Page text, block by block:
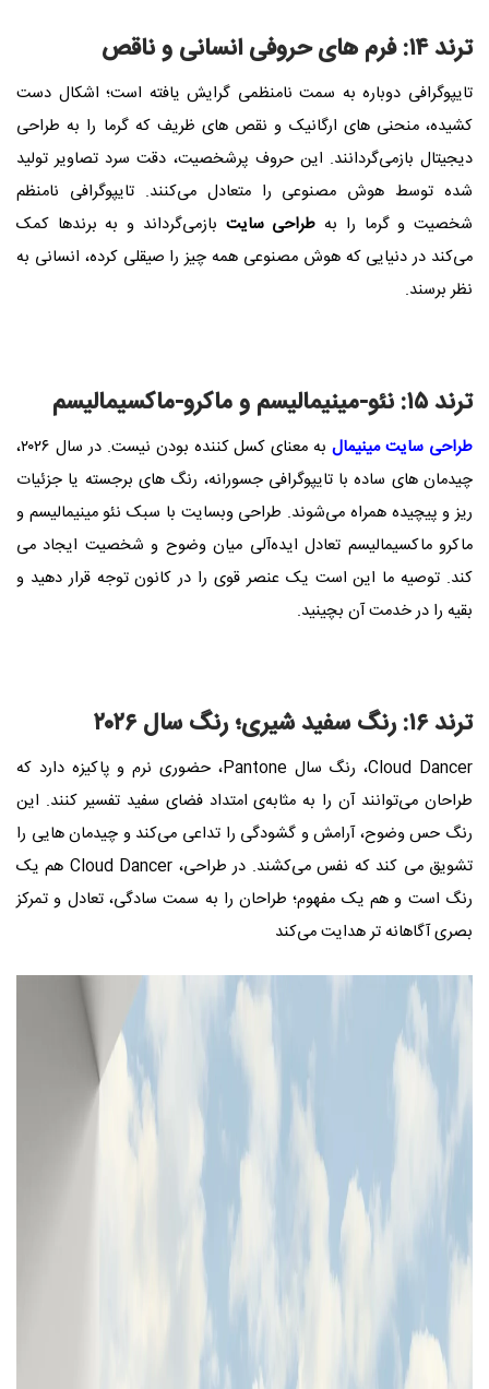
ترند ۱۴: فرم‌ های حروفی انسانی و ناقص
تایپوگرافی دوباره به سمت نامنظمی گرایش یافته است؛ اشکال دست‌
کشیده، منحنی‌ های ارگانیک و نقص‌ های ظریف که گرما را به طراحی
دیجیتال بازمی‌گردانند. این حروف پرشخصیت، دقت سرد تصاویر تولید
شده توسط هوش مصنوعی را متعادل می‌کنند. تایپوگرافی نامنظم
شخصیت و گرما را به طراحی سایت بازمی‌گرداند و به برندها کمک
می‌کند در دنیایی که هوش مصنوعی همه چیز را صیقلی کرده، انسانی به
نظر برسند.
ترند ۱۵: نئو-مینیمالیسم و ماکرو-ماکسیمالیسم
طراحی سایت مینیمال
به معنای کسل‌ کننده بودن نیست. در سال ۲۰۲۶،
چیدمان‌ های ساده با تایپوگرافی جسورانه، رنگ‌ های برجسته یا جزئیات
ریز و پیچیده همراه می‌شوند. طراحی وبسایت با سبک نئو مینیمالیسم و
ماکرو ماکسیمالیسم تعادل ایده‌آلی میان وضوح و شخصیت ایجاد می‌
کند. توصیه ما این است یک عنصر قوی را در کانون توجه قرار دهید و
بقیه را در خدمت آن بچینید.
ترند ۱۶: رنگ سفید شیری؛ رنگ سال ۲۰۲۶
Cloud Dancer، رنگ سال Pantone، حضوری نرم و پاکیزه دارد که
طراحان می‌توانند آن را به‌ مثابه‌ی امتداد فضای سفید تفسیر کنند. این
رنگ حس وضوح، آرامش و گشودگی را تداعی می‌کند و چیدمان‌ هایی را
تشویق می‌ کند که نفس می‌کشند. در طراحی، Cloud Dancer هم یک
رنگ است و هم یک مفهوم؛ طراحان را به سمت سادگی، تعادل و تمرکز
بصری آگاهانه‌ تر هدایت می‌کند